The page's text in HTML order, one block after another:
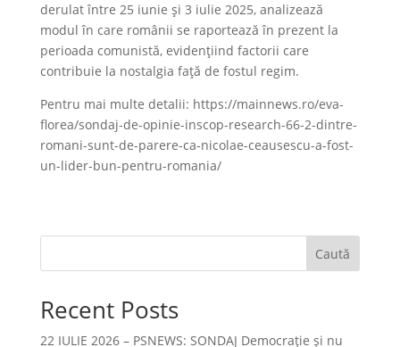
derulat între 25 iunie și 3 iulie 2025, analizează
modul în care românii se raportează în prezent la
perioada comunistă, evidențiind factorii care
contribuie la nostalgia față de fostul regim.
Pentru mai multe detalii: https://mainnews.ro/eva-
florea/sondaj-de-opinie-inscop-research-66-2-dintre-
romani-sunt-de-parere-ca-nicolae-ceausescu-a-fost-
un-lider-bun-pentru-romania/
Caută
Recent Posts
22 IULIE 2026 – PSNEWS: SONDAJ Democrație și nu